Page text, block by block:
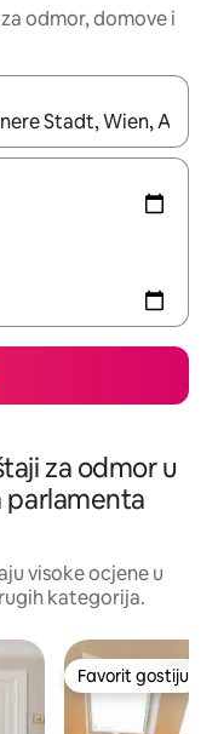
odmor, domove i
se krećete kroz njih
za odmor u
parlamenta
visoke ocjene u
kategorija.
Favorit gostiju
Favorit gostiju